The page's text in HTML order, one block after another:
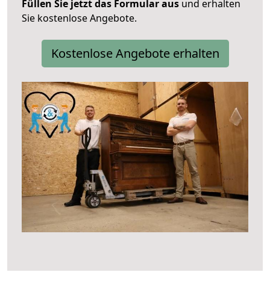
Füllen Sie jetzt das Formular aus und erhalten
Sie kostenlose Angebote.
Kostenlose Angebote erhalten